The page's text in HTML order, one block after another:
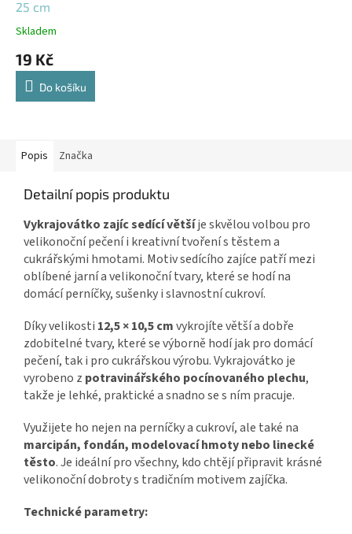
25 cm
Skladem
19 Kč
Do košíku
Popis Značka
Detailní popis produktu
Vykrajovátko zajíc sedící většíje skvělou volbou pro
velikonoční pečení i kreativní tvoření s těstem a
cukrářskými hmotami. Motiv sedícího zajíce patří mezi
oblíbené jarní a velikonoční tvary, které se hodí na
domácí perníčky, sušenky i slavnostní cukroví.
Díky velikosti 12,5 × 10,5 cmvykrojíte větší a dobře
zdobitelné tvary, které se výborně hodí jak pro domácí
pečení, tak i pro cukrářskou výrobu. Vykrajovátko je
vyrobeno z potravinářského pocínovaného plechu,
takže je lehké, praktické a snadno se s ním pracuje.
Využijete ho nejen na perníčky a cukroví, ale také na
marcipán, fondán, modelovací hmoty nebo linecké
těsto. Je ideální pro všechny, kdo chtějí připravit krásné
velikonoční dobroty s tradičním motivem zajíčka.
Technické parametry: